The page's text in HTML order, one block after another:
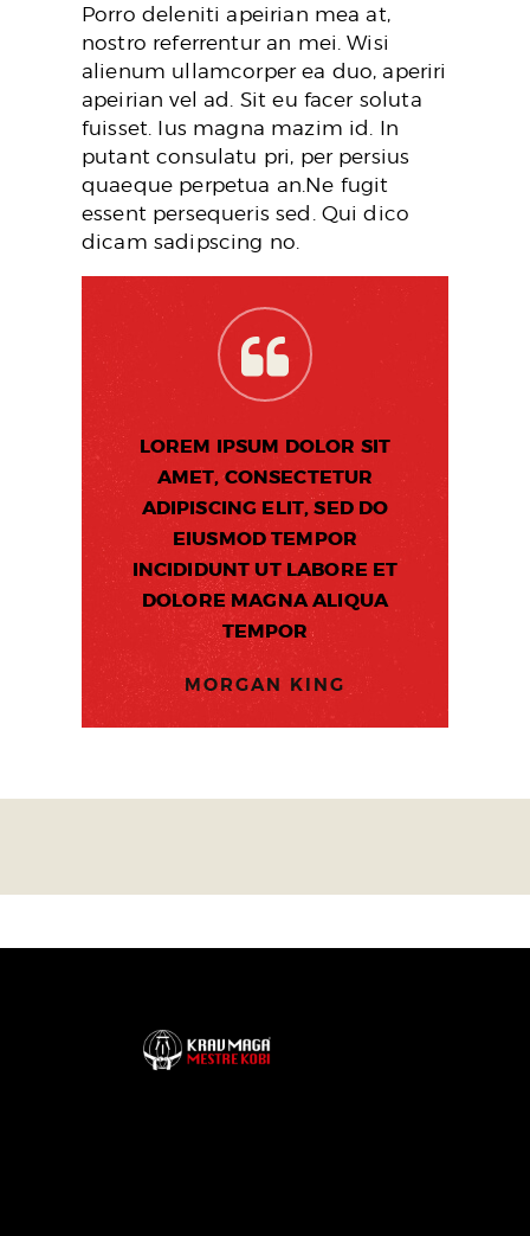
Porro deleniti apeirian mea at,
nostro referrentur an mei. Wisi
alienum ullamcorper ea duo, aperiri
apeirian vel ad. Sit eu facer soluta
fuisset. Ius magna mazim id. In
putant consulatu pri, per persius
quaeque perpetua an.Ne fugit
essent persequeris sed. Qui dico
dicam sadipscing no.
LOREM IPSUM DOLOR SIT
AMET, CONSECTETUR
ADIPISCING ELIT, SED DO
EIUSMOD TEMPOR
INCIDIDUNT UT LABORE ET
DOLORE MAGNA ALIQUA
TEMPOR
MORGAN KING